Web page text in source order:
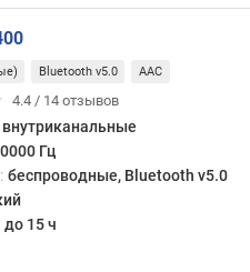
Bluetooth v5.0 AAC
4.4 / 14 отзывов
внутриканальные
Гц
беспроводные, Bluetooth v5.0
до 15 ч